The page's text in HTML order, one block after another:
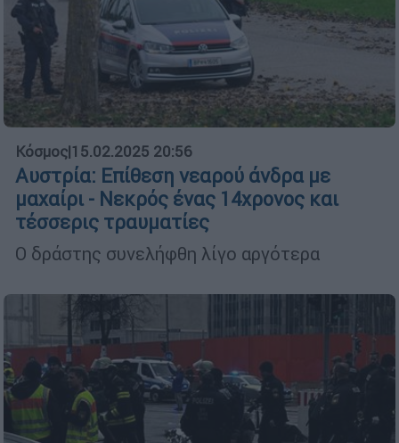
Κόσμος|15.02.2025 20:56
Αυστρία: Επίθεση νεαρού άνδρα με
μαχαίρι - Νεκρός ένας 14χρονος και
τέσσερις τραυματίες
Ο δράστης συνελήφθη λίγο αργότερα